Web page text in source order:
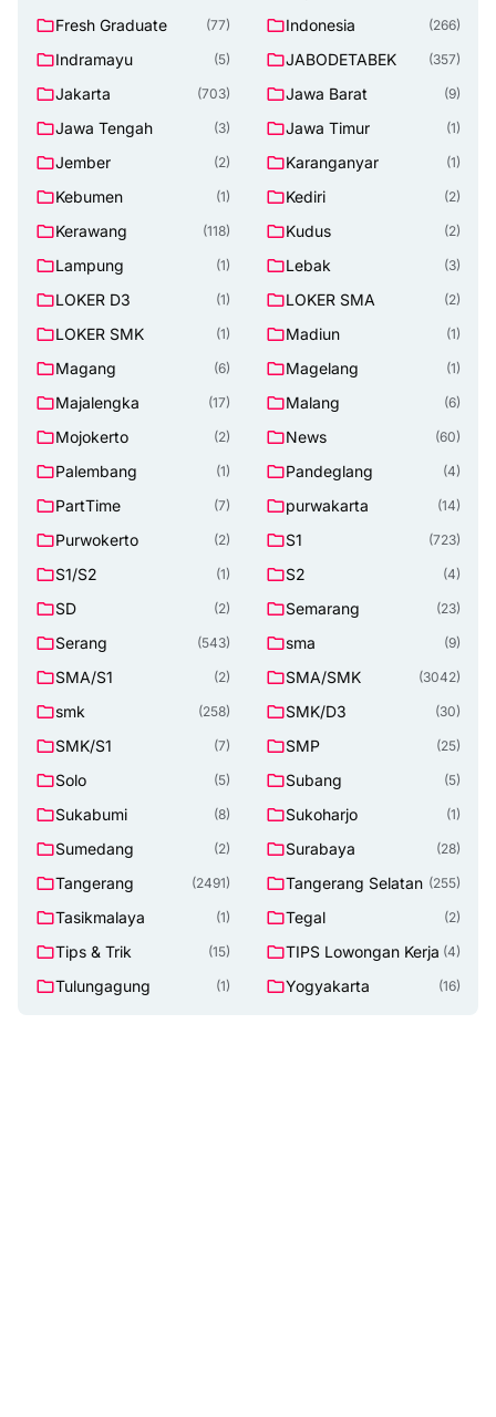
Fresh Graduate (77) Indonesia (266)
Indramayu (5) JABODETABEK (357)
Jakarta (703) Jawa Barat (9)
Jawa Tengah (3) Jawa Timur (1)
Jember (2) Karanganyar (1)
Kebumen (1) Kediri (2)
Kerawang (118) Kudus (2)
Lampung (1) Lebak (3)
LOKER D3 (1) LOKER SMA (2)
LOKER SMK (1) Madiun (1)
Magang (6) Magelang (1)
Majalengka (17) Malang (6)
Mojokerto (2) News (60)
Palembang (1) Pandeglang (4)
PartTime (7) purwakarta (14)
Purwokerto (2) S1 (723)
S1/S2 (1) S2 (4)
SD (2) Semarang (23)
Serang (543) sma (9)
SMA/S1 (2) SMA/SMK (3042)
smk (258) SMK/D3 (30)
SMK/S1 (7) SMP (25)
Solo (5) Subang (5)
Sukabumi (8) Sukoharjo (1)
Sumedang (2) Surabaya (28)
Tangerang (2491) Tangerang Selatan (255)
Tasikmalaya (1) Tegal (2)
Tips & Trik (15) TIPS Lowongan Kerja (4)
Tulungagung (1) Yogyakarta (16)